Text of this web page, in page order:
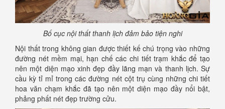
Bố cục nội thất thanh lịch đảm bảo tiện nghi
Nội thất trong không gian được thiết kế chú trọng vào những
đường nét mềm mại, hạn chế các chi tiết trạm khắc để tạo
nên một diện mạo xinh đẹp đầy lãng mạn và thanh lịch. Sự
cầu kỳ tỉ mỉ trong các đường nét cột trụ cùng những chi tiết
hoa văn chạm khắc đã tạo nên một diện mạo đầy nổi bật,
phảng phất nét đẹp trường cửu.